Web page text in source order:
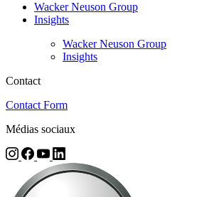
Wacker Neuson Group
Insights
Wacker Neuson Group
Insights
Contact
Contact Form
Médias sociaux